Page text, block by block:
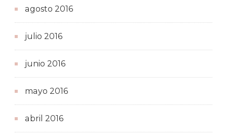
agosto 2016
julio 2016
junio 2016
mayo 2016
abril 2016